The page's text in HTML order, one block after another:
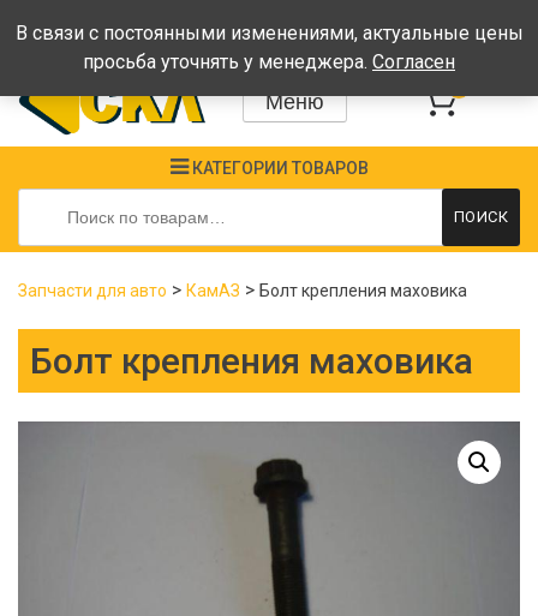
Время работы: Пн-Пт: 08:00-17:00, Сб-Вс - выходные
Меню
КАТЕГОРИИ ТОВАРОВ
Искать:
ПОИСК
Запчасти для авто > КамАЗ > Болт крепления маховика
Болт крепления маховика
В связи с постоянными изменениями, актуальные цены
просьба уточнять у менеджера. Согласен